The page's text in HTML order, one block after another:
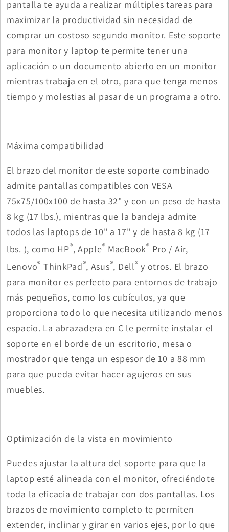
pantalla te ayuda a realizar múltiples tareas para
maximizar la productividad sin necesidad de
comprar un costoso segundo monitor. Este soporte
para monitor y laptop te permite tener una
aplicación o un documento abierto en un monitor
mientras trabaja en el otro, para que tenga menos
tiempo y molestias al pasar de un programa a otro.
Máxima compatibilidad
El brazo del monitor de este soporte combinado
admite pantallas compatibles con VESA
75x75/100x100 de hasta 32" y con un peso de hasta
8 kg (17 lbs.), mientras que la bandeja admite
todos las laptops de 10" a 17" y de hasta 8 kg (17
lbs. ), como HP®, Apple® MacBook® Pro / Air,
Lenovo® ThinkPad®, Asus®, Dell® y otros. El brazo
para monitor es perfecto para entornos de trabajo
más pequeños, como los cubículos, ya que
proporciona todo lo que necesita utilizando menos
espacio. La abrazadera en C le permite instalar el
soporte en el borde de un escritorio, mesa o
mostrador que tenga un espesor de 10 a 88 mm
para que pueda evitar hacer agujeros en sus
muebles.
Optimización de la vista en movimiento
Puedes ajustar la altura del soporte para que la
laptop esté alineada con el monitor, ofreciéndote
toda la eficacia de trabajar con dos pantallas. Los
brazos de movimiento completo te permiten
extender, inclinar y girar en varios ejes, por lo que